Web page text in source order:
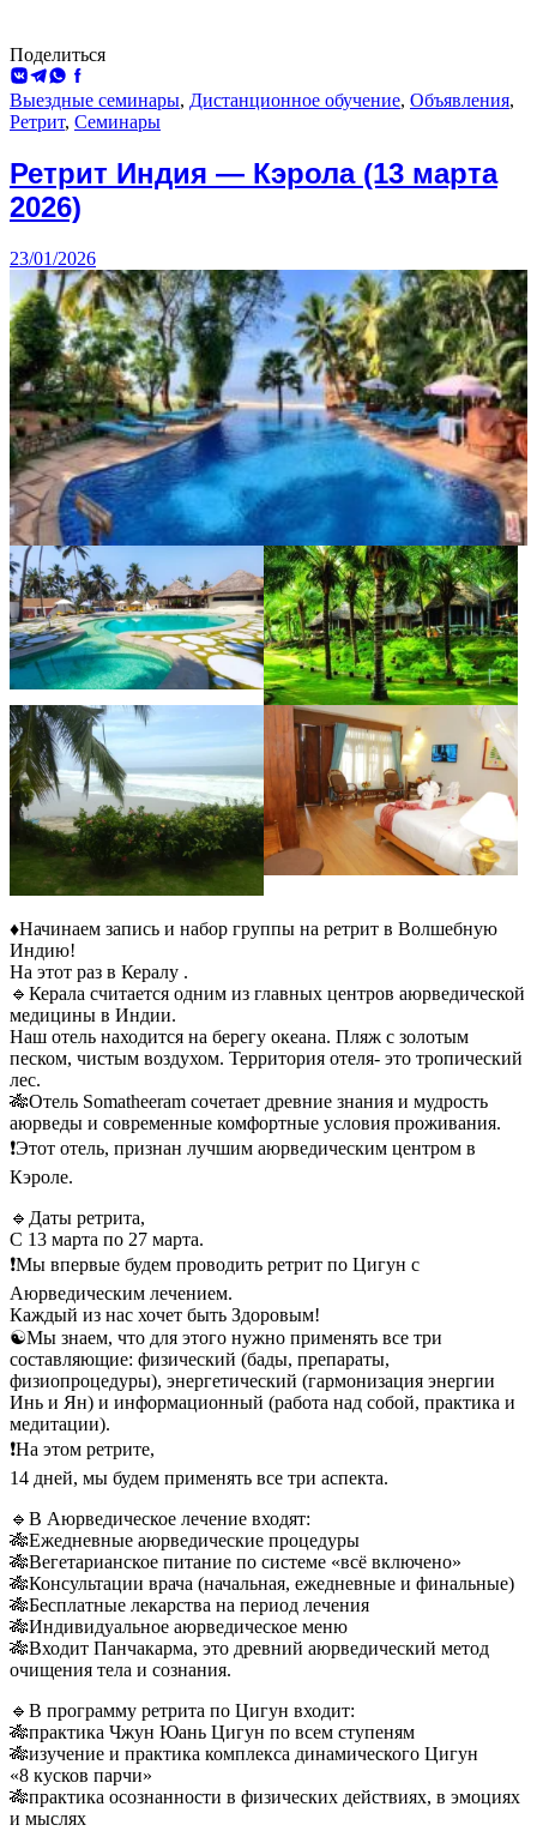
Поделиться
ВКонтакте
Telegram
WhatsApp
Facebook
Выездные семинары, Дистанционное обучение, Объявления,
Ретрит, Семинары
Ретрит Индия — Кэрола (13 марта
2026)
23/01/2026
♦️Начинаем запись и набор группы на ретрит в Волшебную
Индию!
На этот раз в Кералу .
🔹Керала считается одним из главных центров аюрведической
медицины в Индии.
Наш отель находится на берегу океана. Пляж с золотым
песком, чистым воздухом. Территория отеля- это тропический
лес.
🎋Отель Somatheeram сочетает древние знания и мудрость
аюрведы и современные комфортные условия проживания.
❗️Этот отель, признан лучшим аюрведическим центром в
Кэроле.
🔹Даты ретрита,
С 13 марта по 27 марта.
❗️Мы впервые будем проводить ретрит по Цигун с
Аюрведическим лечением.
Каждый из нас хочет быть Здоровым!
☯️Мы знаем, что для этого нужно применять все три
составляющие: физический (бады, препараты,
физиопроцедуры), энергетический (гармонизация энергии
Инь и Ян) и информационный (работа над собой, практика и
медитации).
❗️На этом ретрите,
14 дней, мы будем применять все три аспекта.
🔹В Аюрведическое лечение входят:
🎋Ежедневные аюрведические процедуры
🎋Вегетарианское питание по системе «всё включено»
🎋Консультации врача (начальная, ежедневные и финальные)
🎋Бесплатные лекарства на период лечения
🎋Индивидуальное аюрведическое меню
🎋Входит Панчакарма, это древний аюрведический метод
очищения тела и сознания.
🔹В программу ретрита по Цигун входит:
🎋практика Чжун Юань Цигун по всем ступеням
🎋изучение и практика комплекса динамического Цигун
«8 кусков парчи»
🎋практика осознанности в физических действиях, в эмоциях
и мыслях